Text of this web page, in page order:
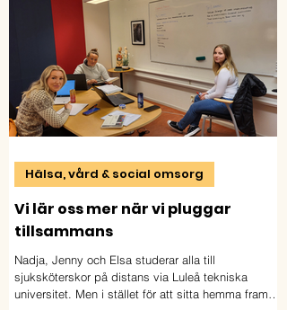
Vi lär oss mer när vi pluggar
tillsammans
Nadja, Jenny och Elsa studerar alla till
sjuksköterskor på distans via Luleå tekniska
universitet. Men i stället för att sitta hemma framför
Hälsa, vård & social omsorg